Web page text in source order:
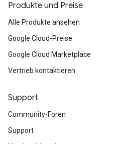
Produkte und Preise
Alle Produkte ansehen
Google Cloud-Preise
Google Cloud Marketplace
Vertrieb kontaktieren
Support
Community-Foren
Support